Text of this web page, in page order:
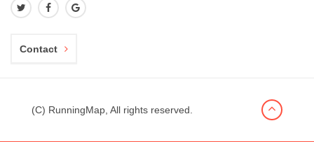
Contact
(C) RunningMap, All rights reserved.